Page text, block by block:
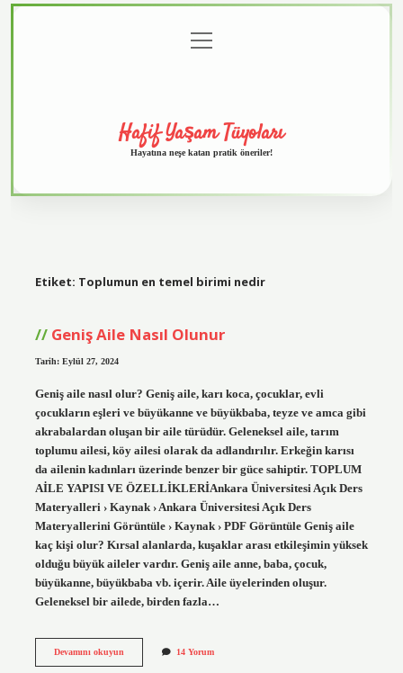
menüyü
aç
Hafif Yaşam Tüyoları
Hayatına neşe katan pratik öneriler!
Etiket: Toplumun en temel birimi nedir
Geniş Aile Nasıl Olunur
Tarih: Eylül 27, 2024
Geniş aile nasıl olur? Geniş aile, karı koca, çocuklar, evli
çocukların eşleri ve büyükanne ve büyükbaba, teyze ve amca gibi
akrabalardan oluşan bir aile türüdür. Geleneksel aile, tarım
toplumu ailesi, köy ailesi olarak da adlandırılır. Erkeğin karısı
da ailenin kadınları üzerinde benzer bir güce sahiptir. TOPLUM
AİLE YAPISI VE ÖZELLİKLERİAnkara Üniversitesi Açık Ders
Materyalleri › Kaynak › Ankara Üniversitesi Açık Ders
Materyallerini Görüntüle › Kaynak › PDF Görüntüle Geniş aile
kaç kişi olur? Kırsal alanlarda, kuşaklar arası etkileşimin yüksek
olduğu büyük aileler vardır. Geniş aile anne, baba, çocuk,
büyükanne, büyükbaba vb. içerir. Aile üyelerinden oluşur.
Geleneksel bir ailede, birden fazla…
Devamını okuyunGeniş
14 Yorum